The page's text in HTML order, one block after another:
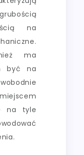
na
ma
być na
na tyle